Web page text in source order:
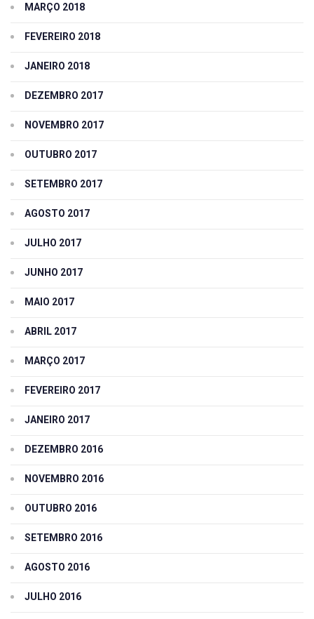
MARÇO 2018
FEVEREIRO 2018
JANEIRO 2018
DEZEMBRO 2017
NOVEMBRO 2017
OUTUBRO 2017
SETEMBRO 2017
AGOSTO 2017
JULHO 2017
JUNHO 2017
MAIO 2017
ABRIL 2017
MARÇO 2017
FEVEREIRO 2017
JANEIRO 2017
DEZEMBRO 2016
NOVEMBRO 2016
OUTUBRO 2016
SETEMBRO 2016
AGOSTO 2016
JULHO 2016